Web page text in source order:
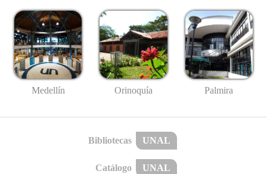
Medellín Orinoquía Palmira
Bibliotecas UNAL
Catálogo UNAL